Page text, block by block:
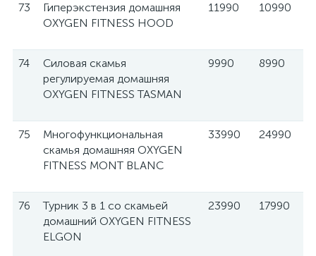
73
Гиперэкстензия домашняя
OXYGEN FITNESS HOOD
11990 10990
74
Силовая скамья
регулируемая домашняя
OXYGEN FITNESS TASMAN
9990 8990
75
Многофункциональная
скамья домашняя OXYGEN
FITNESS MONT BLANC
33990 24990
76
Турник 3 в 1 со скамьей
домашний OXYGEN FITNESS
ELGON
23990 17990